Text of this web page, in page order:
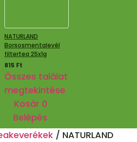
NATURLAND
Borsosmentalevél
filtertea 25x1g
815 Ft
Összes találat
megtekintése
Kosár 0
Belépés
/ NATURLAND